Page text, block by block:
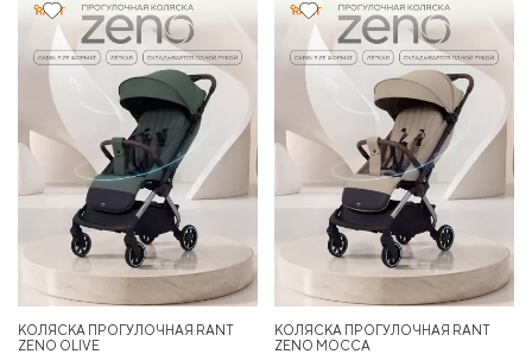
11%
КОЛЯСКА ПРОГУЛОЧНАЯ RANT
ZENO OLIVE
11% Хит
КОЛЯСКА ПРОГУЛОЧНАЯ RANT
ZENO MOCCA